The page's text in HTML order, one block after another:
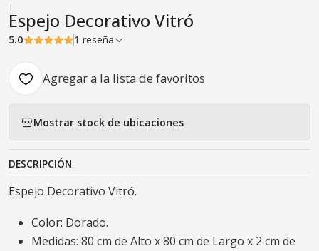
|
Espejo Decorativo Vitró
5.0 1 reseña
Agregar a la lista de favoritos
Mostrar stock de ubicaciones
DESCRIPCIÓN
Espejo Decorativo Vitró.
Color: Dorado.
Medidas: 80 cm de Alto x 80 cm de Largo x 2 cm de